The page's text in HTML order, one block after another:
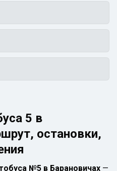
5 в
остановки,
№5 в Барановичах —